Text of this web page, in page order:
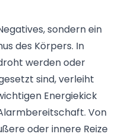
sondern ein
des Körpers. In
werden oder
sind, verleiht
Energiekick
Von
oder innere Reize